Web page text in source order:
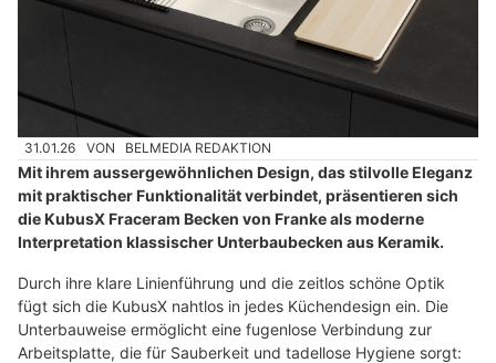
31.01.26 VON BELMEDIA REDAKTION
Mit ihrem aussergewöhnlichen Design, das stilvolle Eleganz
mit praktischer Funktionalität verbindet, präsentieren sich
die KubusX Fraceram Becken von Franke als moderne
Interpretation klassischer Unterbaubecken aus Keramik.
Durch ihre klare Linienführung und die zeitlos schöne Optik
fügt sich die KubusX nahtlos in jedes Küchendesign ein. Die
Unterbauweise ermöglicht eine fugenlose Verbindung zur
Arbeitsplatte, die für Sauberkeit und tadellose Hygiene sorgt: